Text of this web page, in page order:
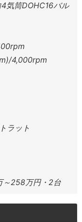
気筒DOHC16バル
4,000rpm
ラット
～258万円・2台